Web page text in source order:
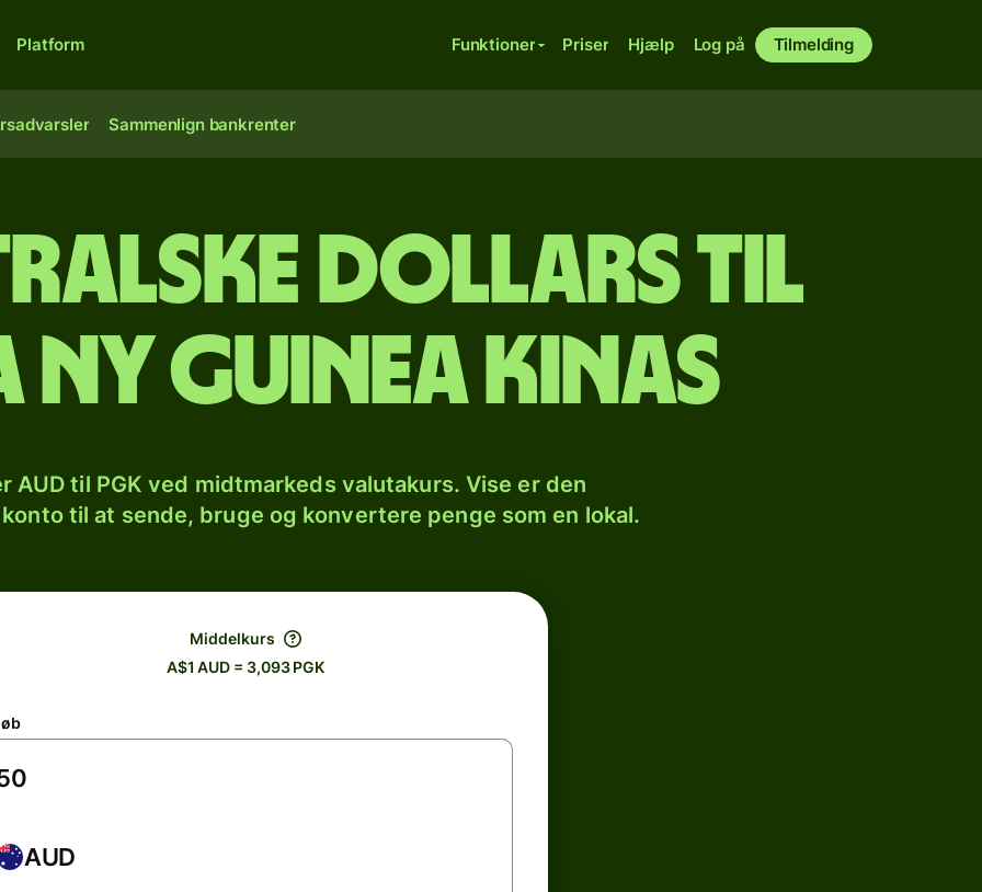
Platform Funktioner Priser Hjælp Log på Tilmelding
Sammenlign bankrenter
dollars til
ny guinea kinas
AUD til PGK ved midtmarkeds valutakurs. Vise er den
til at sende, bruge og konvertere penge som en lokal.
Middelkurs
A$1 AUD = 3,093 PGK
AUD